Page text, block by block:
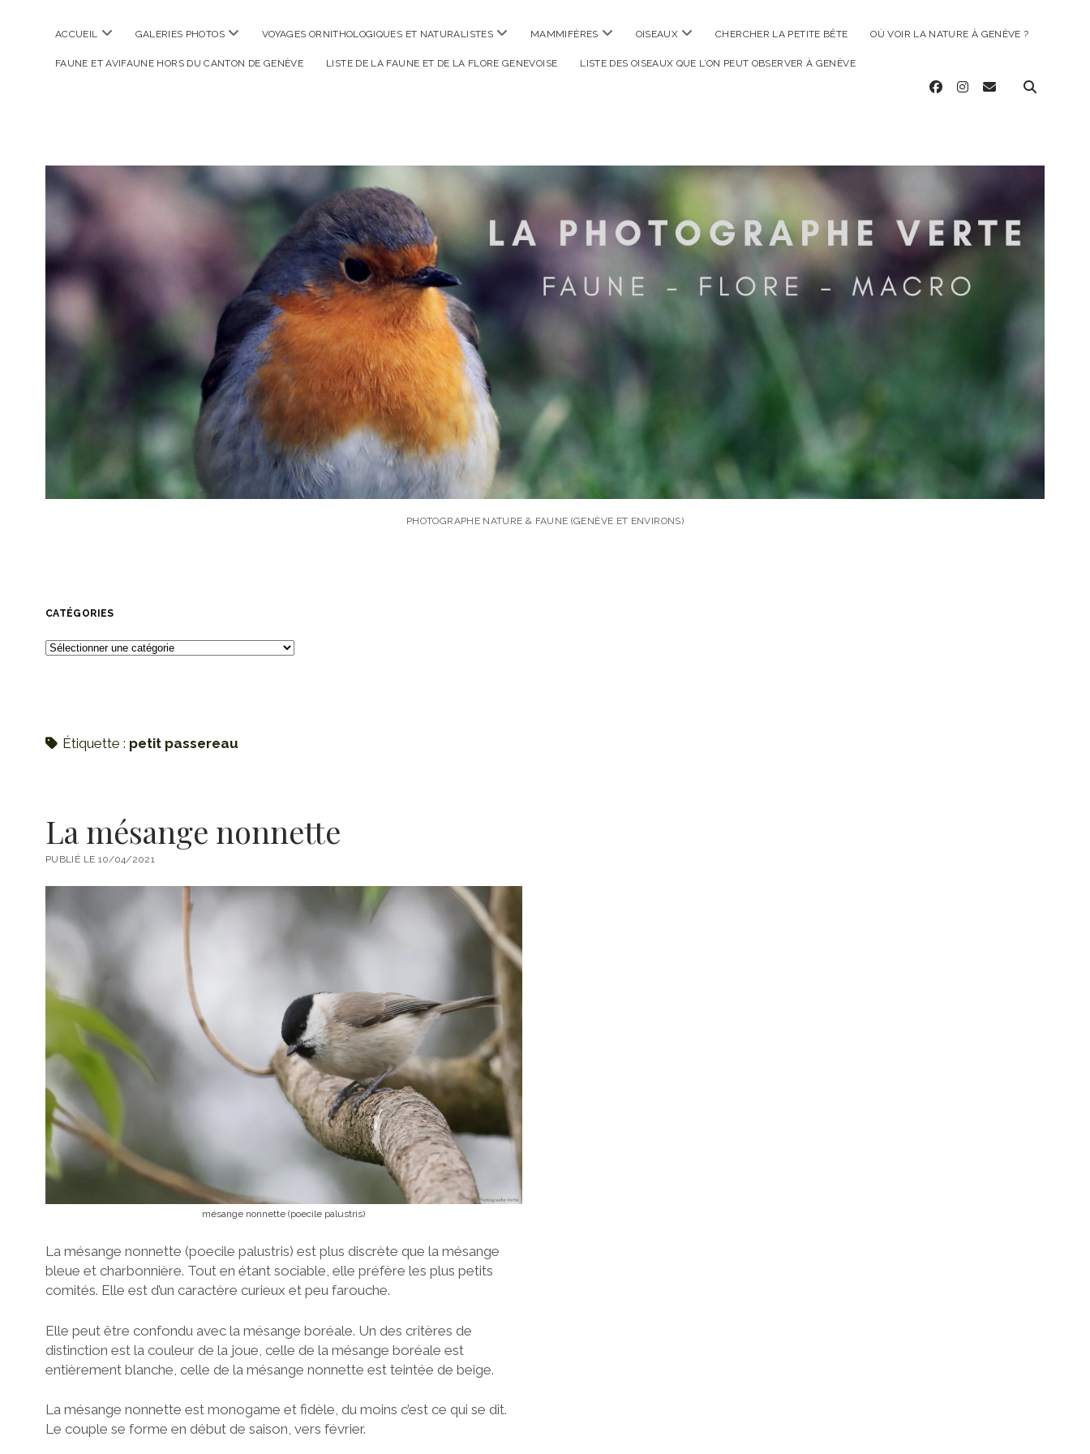
ACCUEIL ouvrir
GALERIES PHOTOS ouvrir
VOYAGES ORNITHOLOGIQUES ET NATURALISTES ouvrir
MAMMIFÈRES ouvrir
OISEAUX ouvrir
CHERCHER LA PETITE BÊTE OÙ VOIR LA NATURE À GENÈVE ?
FAUNE ET AVIFAUNE HORS DU CANTON DE GENÈVE LISTE DE LA FAUNE ET DE LA FLORE GENEVOISE LISTE DES OISEAUX QUE L’ON PEUT OBSERVER À GENÈVE
facebookinstagram
email
La
Photographe
Verte
PHOTOGRAPHE NATURE & FAUNE (GENÈVE ET ENVIRONS)
CATÉGORIES
Catégories
Étiquette : petit passereau
La mésange nonnette
PUBLIÉ LE 10/04/2021
mésange nonnette (poecile palustris)
La mésange nonnette (poecile palustris) est plus discrète que la mésange
bleue et charbonnière. Tout en étant sociable, elle préfère les plus petits
comités. Elle est d’un caractère curieux et peu farouche.
Elle peut être confondu avec la mésange boréale. Un des critères de
distinction est la couleur de la joue, celle de la mésange boréale est
entièrement blanche, celle de la mésange nonnette est teintée de beige.
La mésange nonnette est monogame et fidèle, du moins c’est ce qui se dit.
Le couple se forme en début de saison, vers février.